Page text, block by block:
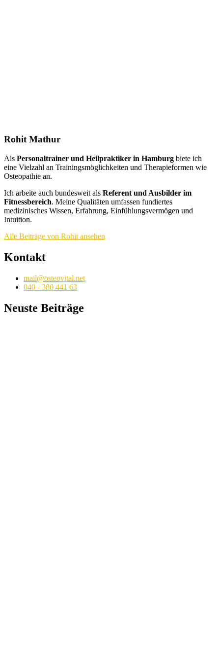
Rohit Mathur
Als Personaltrainer und Heilpraktiker in Hamburg biete ich
eine Vielzahl an Trainingsmöglichkeiten und Therapieformen wie
Osteopathie an.
Ich arbeite auch bundesweit als Referent und Ausbilder im
Fitnessbereich. Meine Qualitäten umfassen fundiertes
medizinisches Wissen, Erfahrung, Einfühlungsvermögen und
Intuition.
Alle Beiträge von Rohit ansehen
Kontakt
mail@osteovital.net
040 - 380 441 63
Neuste Beiträge